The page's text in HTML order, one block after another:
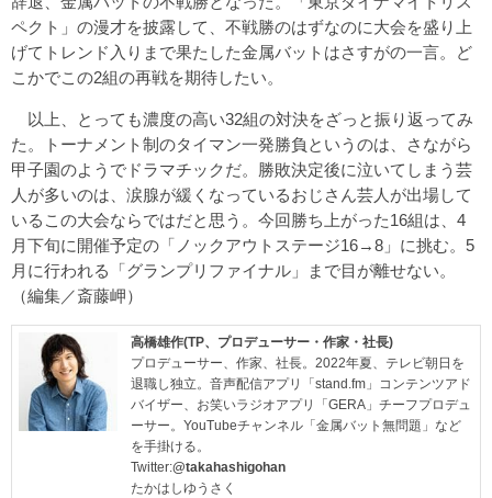
ペクト」の漫才を披露して、不戦勝のはずなのに大会を盛り上
げてトレンド入りまで果たした金属バットはさすがの一言。ど
こかでこの2組の再戦を期待したい。
以上、とっても濃度の高い32組の対決をざっと振り返ってみ
た。トーナメント制のタイマン一発勝負というのは、さながら
甲子園のようでドラマチックだ。勝敗決定後に泣いてしまう芸
人が多いのは、涙腺が緩くなっているおじさん芸人が出場して
いるこの大会ならではだと思う。今回勝ち上がった16組は、4
月下旬に開催予定の「ノックアウトステージ16→8」に挑む。5
月に行われる「グランプリファイナル」まで目が離せない。
（編集／斎藤岬）
高橋雄作(TP、プロデューサー・作家・社長)
プロデューサー、作家、社長。2022年夏、テレビ朝日を
退職し独立。音声配信アプリ「stand.fm」コンテンツアド
バイザー、お笑いラジオアプリ「GERA」チーフプロデュ
ーサー。YouTubeチャンネル「金属バット無問題」など
を手掛ける。
Twitter:@takahashigohan
たかはしゆうさく